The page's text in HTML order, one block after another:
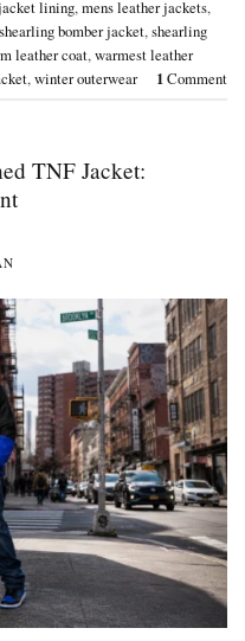
lining,mens leather jackets,
shearling bomber jacket,shearling
leather coat,warmest leather
,winter outerwear 1Comment
TNF Jacket: